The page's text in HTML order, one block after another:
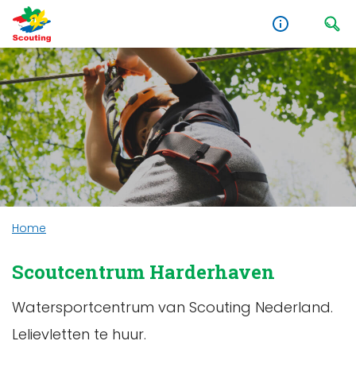
Home
Scoutcentrum Harderhaven
Watersportcentrum van Scouting Nederland.
Lelievletten te huur.